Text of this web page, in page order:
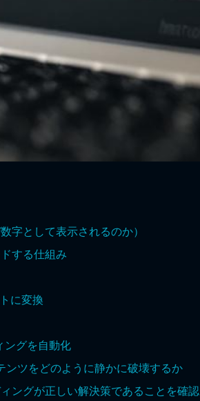
字として表示されるのか）
する仕組み
に変換
ングを自動化
ツをどのように静かに破壊するか
ングが正しい解決策であることを確認